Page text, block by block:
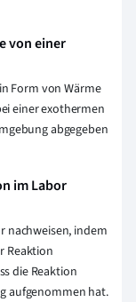
von einer
Form von Wärme
einer exothermen
abgegeben
im Labor
nachweisen, indem
Reaktion
die Reaktion
aufgenommen hat.